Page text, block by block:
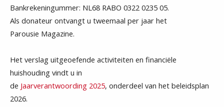
Bankrekeningummer: NL68 RABO 0322 0235 05.
Als donateur ontvangt u tweemaal per jaar het
Parousie Magazine.
Het verslag uitgeoefende activiteiten en financiële
huishouding vindt u in
de Jaarverantwoording 2025, onderdeel van het beleidsplan
2026.